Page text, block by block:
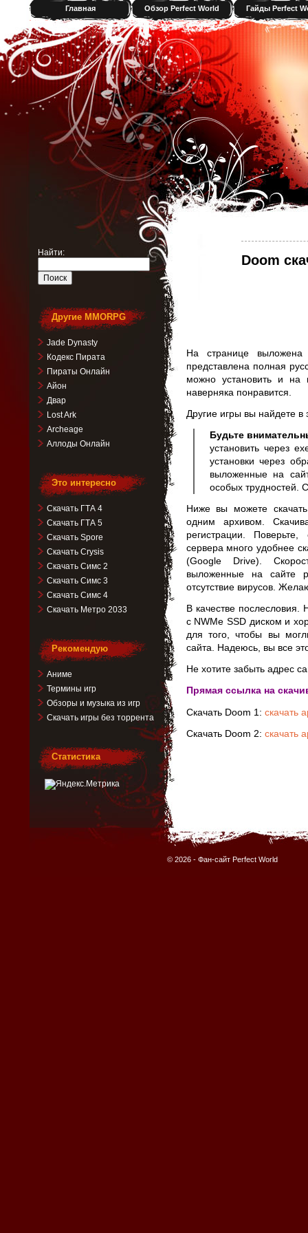
Главная Обзор Perfect World Гайды Perfect
Doom
На странице
представлена полная
можно установить и на
наверняка понравится.
Другие игры вы найдете
Будьте
установить через
установки через
выложенные на
особых трудностей.
Ниже вы можете
одним архивом.
регистрации.
сервера много удобнее
(Google Drive).
выложенные на сайте
отсутствие вирусов.
В качестве
с NWMe SSD диском и
для того, чтобы вы
сайта. Надеюсь, вы все
Не хотите забыть адрес
Прямая ссылка на
Скачать Doom 1: скачать
Скачать Doom 2: скачать
Найти:
Другие MMORPG
Jade Dynasty
Кодекс Пирата
Пираты Онлайн
Айон
Двар
Lost Ark
Archeage
Аллоды Онлайн
Это интересно
Скачать ГТА 4
Скачать ГТА 5
Скачать Spore
Скачать Crysis
Скачать Симс 2
Скачать Симс 3
Скачать Симс 4
Скачать Метро 2033
Рекомендую
Аниме
Термины игр
Обзоры и музыка из игр
Скачать игры без торрента
Статистика
© 2026 - Фан-сайт Perfect World